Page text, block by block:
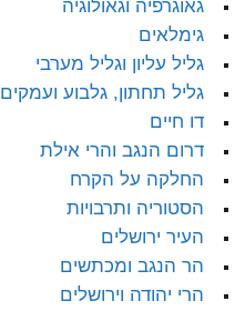
גאוגרפיה וגאולוגיה
גימלאים
גליל עליון וגליל מערבי
גליל תחתון, גלבוע ועמקים
דו חיים
דרום הנגב והרי אילת
החלקה על הקרח
הסטוריה ותרבויות
העיר ירושלים
הר הנגב ומכתשים
הרי יהודה וירושלים